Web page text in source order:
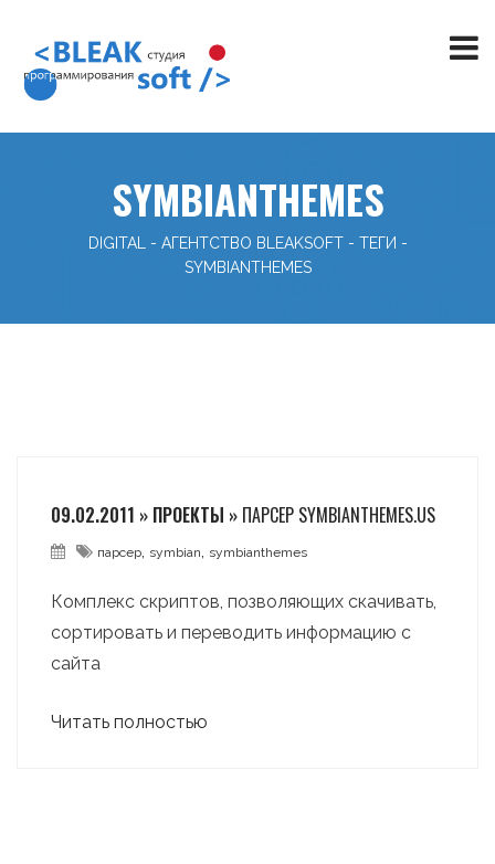
SYMBIANTHEMES
DIGITAL - АГЕНТСТВО BLEAKSOFT - ТЕГИ -
SYMBIANTHEMES
09.02.2011 » ПРОЕКТЫ » ПАРСЕР SYMBIANTHEMES.US
парсер, symbian, symbianthemes
Комплекс скриптов, позволяющих скачивать,
сортировать и переводить информацию с
сайта
Читать полностью